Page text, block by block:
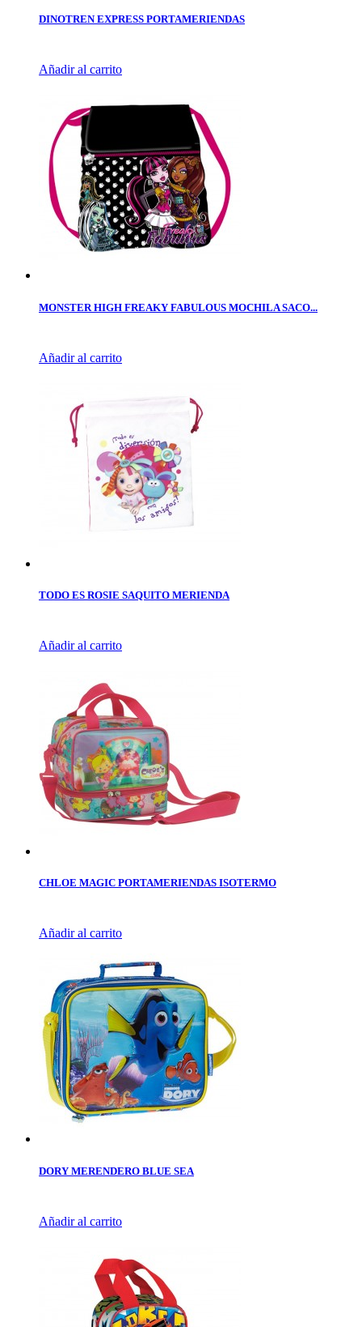
DINOTREN EXPRESS PORTAMERIENDAS
Añadir al carrito
MONSTER HIGH FREAKY FABULOUS MOCHILA SACO...
Añadir al carrito
TODO ES ROSIE SAQUITO MERIENDA
Añadir al carrito
CHLOE MAGIC PORTAMERIENDAS ISOTERMO
Añadir al carrito
DORY MERENDERO BLUE SEA
Añadir al carrito